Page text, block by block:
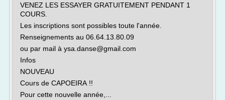
VENEZ LES ESSAYER GRATUITEMENT PENDANT 1
COURS.
Les inscriptions sont possibles toute l'année.
Renseignements au 06.64.13.80.09
ou par mail à ysa.danse@gmail.com
Infos
NOUVEAU
Cours de CAPOEIRA !!
Pour cette nouvelle année,...